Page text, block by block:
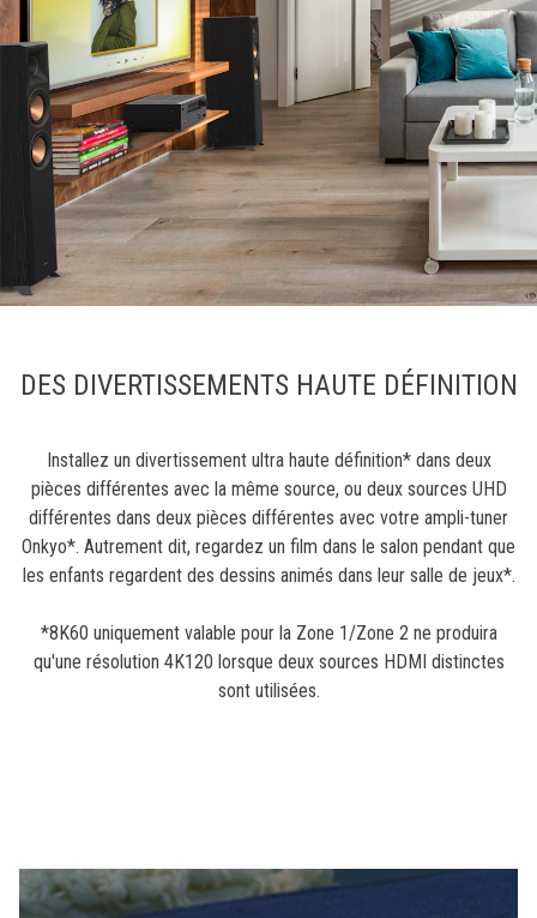
DES DIVERTISSEMENTS HAUTE DÉFINITION
Installez un divertissement ultra haute définition* dans deux
pièces différentes avec la même source, ou deux sources UHD
différentes dans deux pièces différentes avec votre ampli-tuner
Onkyo*. Autrement dit, regardez un film dans le salon pendant que
les enfants regardent des dessins animés dans leur salle de jeux*.
*8K60 uniquement valable pour la Zone 1/Zone 2 ne produira
qu'une résolution 4K120 lorsque deux sources HDMI distinctes
sont utilisées.